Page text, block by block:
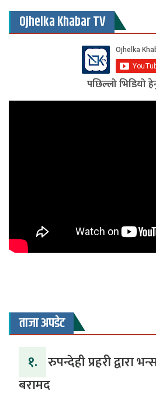
Ojhelka Khabar TV
पछिल्लो भिडियो
ताजा अपडेट
१. रुपन्देही प्रहरी द्वारा
बरामद